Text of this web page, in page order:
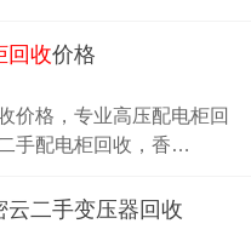
回收价格
价格，专业高压配电柜回
手配电柜回收，香…
云二手变压器回收